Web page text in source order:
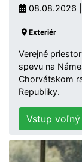
08.08.2026
Exteriér
Verejné
spevu na
Chorvátskom
Republiky.
Vstup voľný